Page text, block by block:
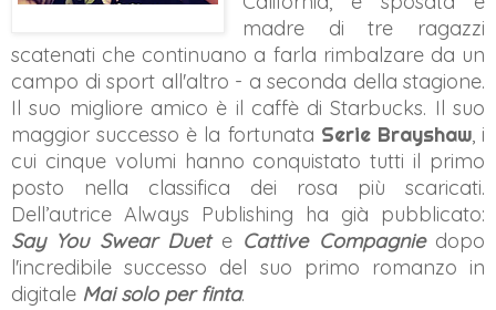
madre di tre ragazzi
scatenati che continuano a farla rimbalzare da un
campo di sport all'altro - a seconda della stagione.
Il suo migliore amico è il caffè di Starbucks. Il suo
maggior successo è la fortunata Serie Brayshaw, i
cui cinque volumi hanno conquistato tutti il primo
posto nella classifica dei rosa più scaricati.
Dell’autrice Always Publishing ha già pubblicato:
Say You Swear Duete Cattive Compagniedopo
l'incredibile successo del suo primo romanzo in
digitale Mai solo per finta.